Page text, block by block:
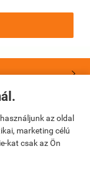
az oldal
marketing célú
kat csak az Ön
